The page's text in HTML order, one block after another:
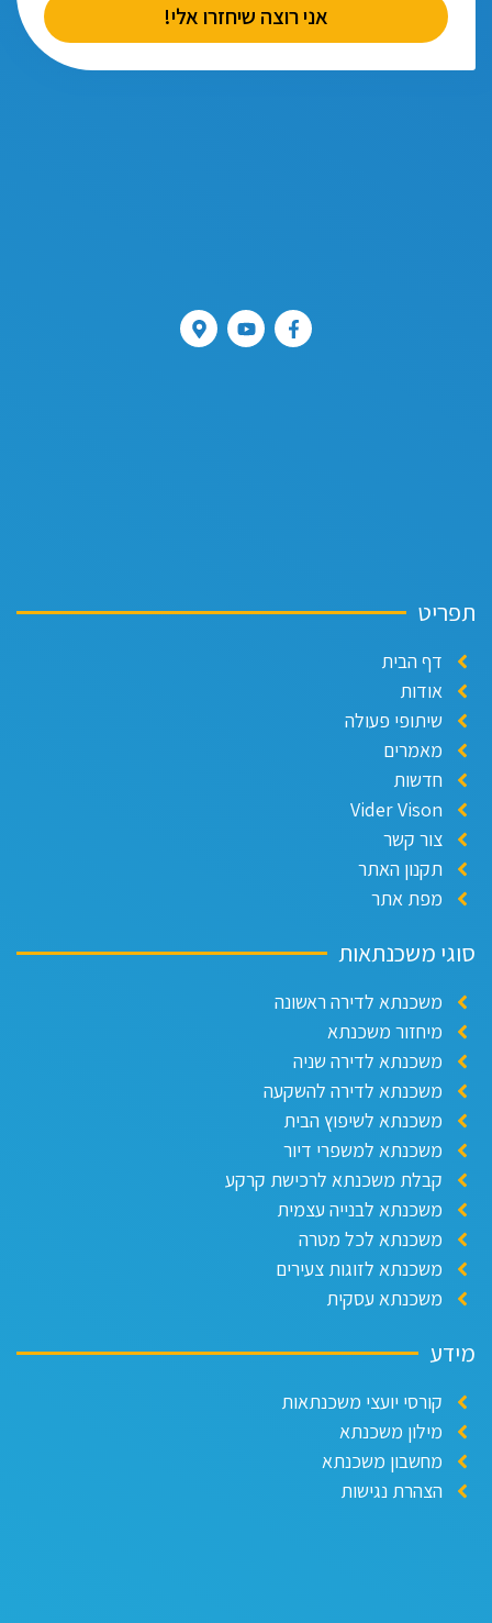
אני רוצה שיחזרו אלי!
תפריט
דף הבית
אודות
שיתופי פעולה
מאמרים
חדשות
Vider Vison
צור קשר
תקנון האתר
מפת אתר
סוגי משכנתאות
משכנתא לדירה ראשונה
מיחזור משכנתא
משכנתא לדירה שניה
משכנתא לדירה להשקעה
משכנתא לשיפוץ הבית
משכנתא למשפרי דיור
קבלת משכנתא לרכישת קרקע
משכנתא לבנייה עצמית
משכנתא לכל מטרה
משכנתא לזוגות צעירים
משכנתא עסקית
מידע
קורסי יועצי משכנתאות
מילון משכנתא
מחשבון משכנתא
הצהרת נגישות